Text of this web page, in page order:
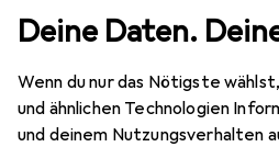
Deine Daten.
Wenn du nur das Nötigste
und ähnlichen Technologien
und deinem Nutzungsverhalten
Sicherheitsschuhe
EUR
114,57
Carhartt
38 39 40